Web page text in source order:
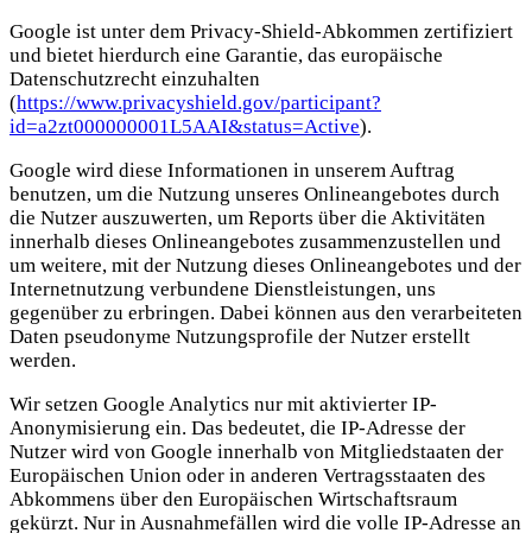
Google ist unter dem Privacy-Shield-Abkommen zertifiziert
und bietet hierdurch eine Garantie, das europäische
Datenschutzrecht einzuhalten
(https://www.privacyshield.gov/participant?
id=a2zt000000001L5AAI&status=Active).
Google wird diese Informationen in unserem Auftrag
benutzen, um die Nutzung unseres Onlineangebotes durch
die Nutzer auszuwerten, um Reports über die Aktivitäten
innerhalb dieses Onlineangebotes zusammenzustellen und
um weitere, mit der Nutzung dieses Onlineangebotes und der
Internetnutzung verbundene Dienstleistungen, uns
gegenüber zu erbringen. Dabei können aus den verarbeiteten
Daten pseudonyme Nutzungsprofile der Nutzer erstellt
werden.
Wir setzen Google Analytics nur mit aktivierter IP-
Anonymisierung ein. Das bedeutet, die IP-Adresse der
Nutzer wird von Google innerhalb von Mitgliedstaaten der
Europäischen Union oder in anderen Vertragsstaaten des
Abkommens über den Europäischen Wirtschaftsraum
gekürzt. Nur in Ausnahmefällen wird die volle IP-Adresse an